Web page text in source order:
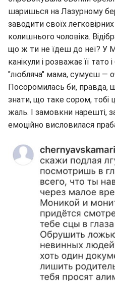
шаришься на Лазурному
заводити своїх
колишнього чоловіка.
що ж ти не їдеш до неї? У
канікули і розважає її тато
"любляча" мама, сумуєш —
Посоромилась би, правда,
знати, що таке сором, тобі
жаль. І замовкни нарешті,
емоційно висловилася